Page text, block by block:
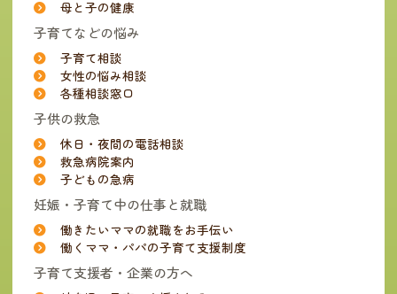
母と子の健康
子育てなどの悩み
子育て相談
女性の悩み相談
各種相談窓口
子供の救急
休日・夜間の電話相談
救急病院案内
子どもの急病
妊娠・子育て中の仕事と就職
働きたいママの就職をお手伝い
働くママ・パパの子育て支援制度
子育て支援者・企業の方へ